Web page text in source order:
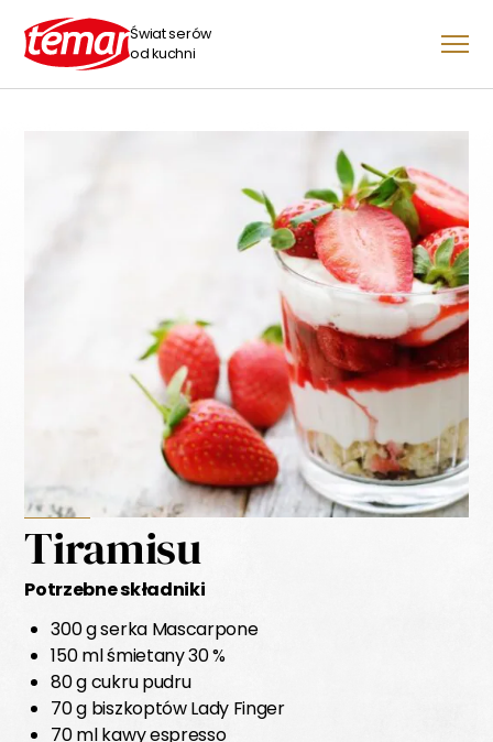
Świat serów
od kuchni
Tiramisu
Potrzebne składniki
300 g serka Mascarpone
150 ml śmietany 30 %
80 g cukru pudru
70 g biszkoptów Lady Finger
70 ml kawy espresso